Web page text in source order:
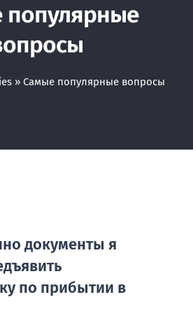
ESTA
популярные
» Самые популярные вопросы
документы я
по прибытии в